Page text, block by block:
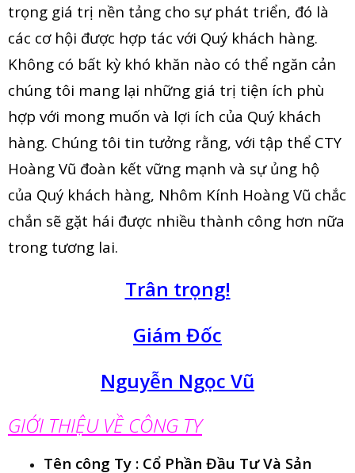
trọng giá trị nền tảng cho sự phát triển, đó là
các cơ hội được hợp tác với Quý khách hàng.
Không có bất kỳ khó khăn nào có thể ngăn cản
chúng tôi mang lại những giá trị tiện ích phù
hợp với mong muốn và lợi ích của Quý khách
hàng. Chúng tôi tin tưởng rằng, với tập thể CTY
Hoàng Vũ đoàn kết vững mạnh và sự ủng hộ
của Quý khách hàng, Nhôm Kính Hoàng Vũ chắc
chắn sẽ gặt hái được nhiều thành công hơn nữa
trong tương lai.
Trân trọng!
Giám Đốc
Nguyễn Ngọc Vũ
GIỚI THIỆU VỀ CÔNG TY
Tên công Ty : Cổ Phần Đầu Tư Và Sản